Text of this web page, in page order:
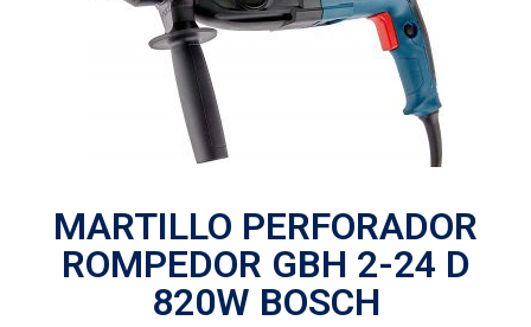
MARTILLO PERFORADOR
ROMPEDOR GBH 2-24 D
820W BOSCH